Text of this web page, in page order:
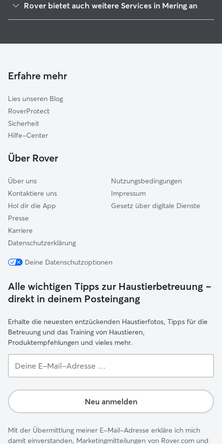
Königsbrunn
Prittriching
Bobingen
Mammendorf
Egenhofen
Augsburg
Rover bietet auch weitere Services in Mering an
Gassi-Service in Mering
Erfahre mehr
Lies unseren Blog
RoverProtect
Sicherheit
Hilfe-Center
Über Rover
Über uns
Kontaktiere uns
Hol dir die App
Presse
Karriere
Datenschutzerklärung
Nutzungsbedingungen
Impressum
Gesetz über digitale Dienste
Deine Datenschutzoptionen
Alle wichtigen Tipps zur Haustierbetreuung –
direkt in deinem Posteingang
Erhalte die neuesten entzückenden Haustierfotos, Tipps für die
Betreuung und das Training von Haustieren,
Produktempfehlungen und vieles mehr.
E-
Adresse …
Neu anmelden
Mit der Übermittlung meiner E-Mail-Adresse erkläre ich mich
damit einverstanden, Marketingmitteilungen von Rover.com und